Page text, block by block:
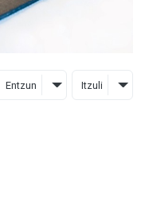
Entzun Itzuli